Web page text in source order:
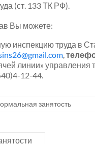
(ст. 133 ТК РФ).
Вы можете:
инспекцию труда в
,
линии»
12-44.
занятость